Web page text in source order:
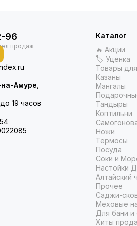
96
Амуре
19 часов
Каталог
🔥 Акции
🏷 Уценка
Товары
Казаны
Мангалы
Тандыры
Коптильни
Ножи
Термосы
Посуда
Соки и
Настойки
Алтайский
Прочее
Саджи-
Меховые
Для бани и
Хиты